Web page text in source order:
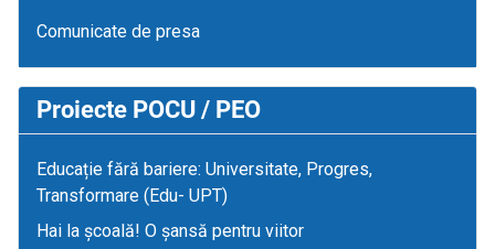
Comunicate de presa
Proiecte POCU / PEO
Educație fără bariere: Universitate, Progres,
Transformare (Edu- UPT)
Hai la școală! O șansă pentru viitor